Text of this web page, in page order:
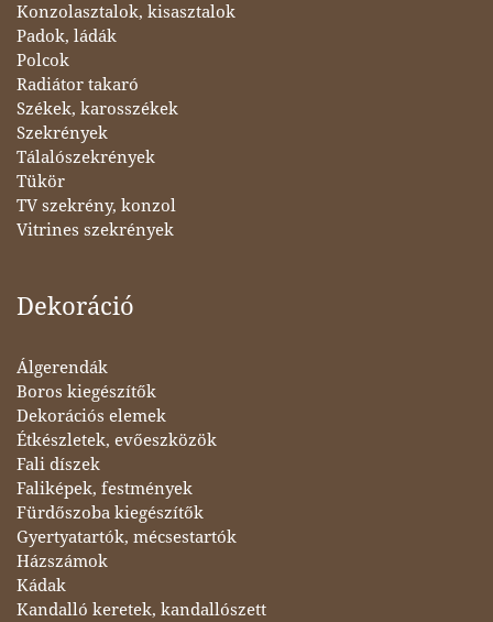
Konzolasztalok, kisasztalok
Padok, ládák
Polcok
Radiátor takaró
Székek, karosszékek
Szekrények
Tálalószekrények
Tükör
TV szekrény, konzol
Vitrines szekrények
Dekoráció
Álgerendák
Boros kiegészítők
Dekorációs elemek
Étkészletek, evőeszközök
Fali díszek
Faliképek, festmények
Fürdőszoba kiegészítők
Gyertyatartók, mécsestartók
Házszámok
Kádak
Kandalló keretek, kandallószett